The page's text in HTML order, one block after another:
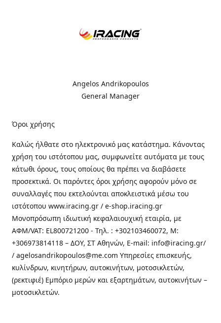
Angelos Andrikopoulos
General Manager
Όροι χρήσης
Καλώς ήλθατε στo ηλεκτρονικό μας κατάστημα. Κάνοντας
χρήση του ιστότοπου μας, συμφωνείτε αυτόματα με τους
κάτωθι όρους, τους οποίους θα πρέπει να διαβάσετε
προσεκτικά. Οι παρόντες όροι χρήσης αφορούν μόνο σε
συναλλαγές που εκτελούνται αποκλειστικά μέσω του
ιστότοπου www.iracing.gr / e-shop.iracing.gr
Μονοπρόσωπη ιδιωτική κεφαλαιουχική εταιρία, με
ΑΦΜ/VAT: EL800721200 - Τηλ. : +302103460072, M:
+306973814118 – ΔΟΥ, ΣΤ Αθηνών, E-mail: info@iracing.gr/
/ agelosandrikopoulos@me.com Υπηρεσίες επισκευής,
κυλίνδρων, κινητήρων, αυτοκινήτων, μοτοσικλετών,
(ρεκτιφιέ) Εμπόριο μερών και εξαρτημάτων, αυτοκινήτων –
μοτοσικλετών.